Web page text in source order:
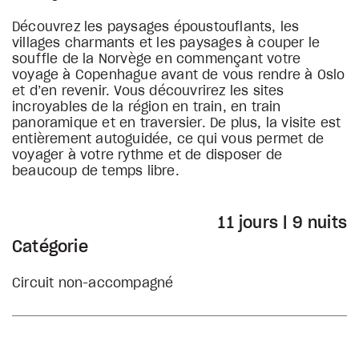
Découvrez les paysages époustouflants, les
villages charmants et les paysages à couper le
souffle de la Norvège en commençant votre
voyage à Copenhague avant de vous rendre à Oslo
et d’en revenir. Vous découvrirez les sites
incroyables de la région en train, en train
panoramique et en traversier. De plus, la visite est
entièrement autoguidée, ce qui vous permet de
voyager à votre rythme et de disposer de
beaucoup de temps libre.
11 jours | 9 nuits
Catégorie
Circuit non-accompagné